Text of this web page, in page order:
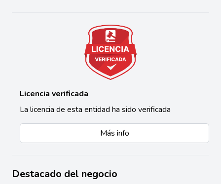
Licencia verificada
La licencia de esta entidad ha sido verificada
Más info
Destacado del negocio